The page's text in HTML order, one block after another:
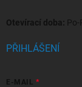
Otevírací doba:
PŘIHLÁŠENÍ
E-MAIL